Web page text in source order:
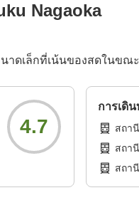
Nagaoka
าดเล็กที่เน้นของสดในข
4.7
การเดิ
สถา
สถา
สถา